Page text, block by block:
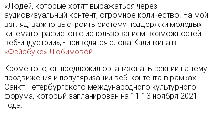
«Людей, которые хотят выражаться через
аудиовизуальный контент, огромное количество. На мой
взгляд, важно выстроить систему поддержки молодых
кинематографистов с использованием возможностей
веб-индустрии», - приводятся слова Калинкина в
«Фейсбуке» Любимовой.
Кроме того, он предложил организовать секции на тему
продвижения и популяризации веб-контента в рамках
Санкт-Петербургского международного культурного
форума, который запланирован на 11-13 ноября 2021
года.